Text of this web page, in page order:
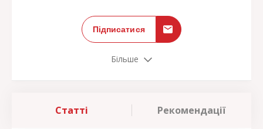
Підписатися
Більше
Статті Рекомендації